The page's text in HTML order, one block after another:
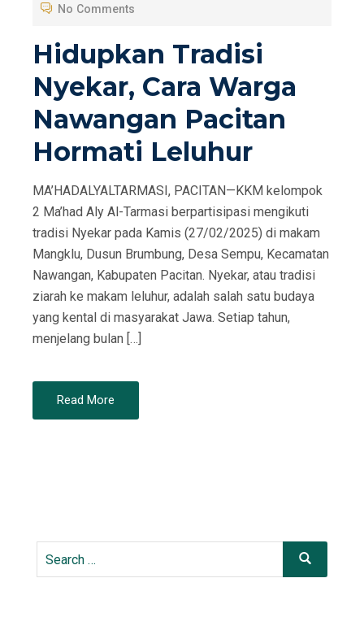
E
O
N
No Comments
Hidupkan Tradisi
Nyekar, Cara Warga
Nawangan Pacitan
Hormati Leluhur
MA’HADALYALTARMASI, PACITAN—KKM kelompok
2 Ma’had Aly Al-Tarmasi berpartisipasi mengikuti
tradisi Nyekar pada Kamis (27/02/2025) di makam
Mangklu, Dusun Brumbung, Desa Sempu, Kecamatan
Nawangan, Kabupaten Pacitan. Nyekar, atau tradisi
ziarah ke makam leluhur, adalah salah satu budaya
yang kental di masyarakat Jawa. Setiap tahun,
menjelang bulan […]
Read More
Search
Search